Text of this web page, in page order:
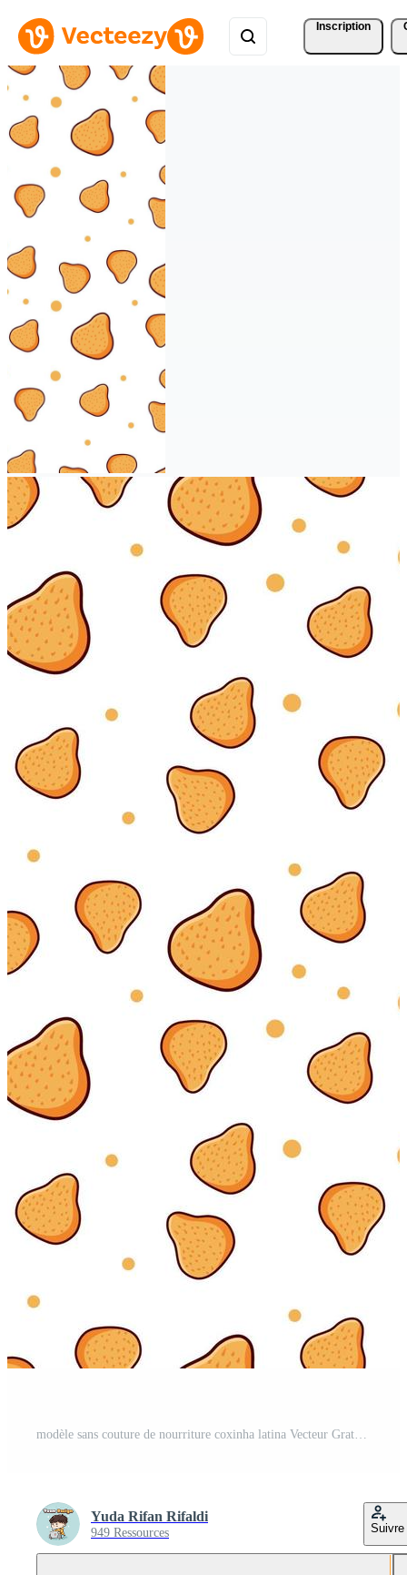
Inscription
modèle sans couture de nourriture coxinha latina Vecteur Gratuit et SVG Gratuit
Yuda Rifan Rifaldi
949 Ressources Suivre